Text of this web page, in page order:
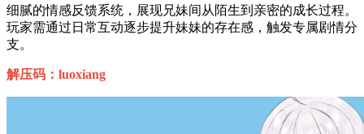
细腻的情感反馈系统，展现兄妹间从陌生到亲密的成长过程。
玩家需通过日常互动逐步提升妹妹的存在感，触发专属剧情分
支。
解压码：luoxiang